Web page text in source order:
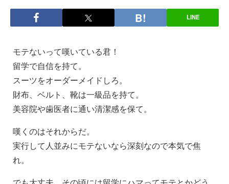
LINE
モテないって嘆いている君！
留学で自信を持て。
スーツをオーダーメイドしろ。
財布、ベルト、靴は一級品を持て。
美容院や歯医者に通い清潔感を保て。
嘆くのはそれからだ。
実行して人並みにモテないなら深刻なので本気で焦
れ。